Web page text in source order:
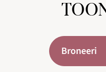
Broneeri